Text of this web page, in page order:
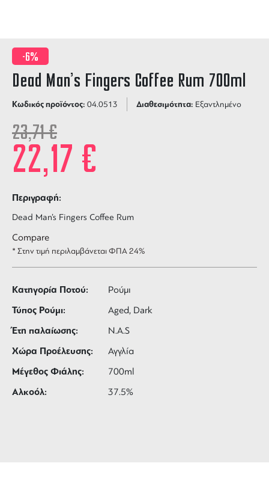
-6%
Dead Man’s Fingers Coffee Rum 700ml
Κωδικός προϊόντος: 04.0513 Διαθεσιμότητα: Εξαντλημένο
23,71€
22,17 €
Περιγραφή:
Dead Man’s Fingers Coffee Rum
Compare
* Στην τιμή περιλαμβάνεται ΦΠΑ 24%
Κατηγορία Ποτού: Ρούμι
Τύπος Ρούμι: Aged, Dark
Έτη παλαίωσης: N.A.S
Χώρα Προέλευσης: Αγγλία
Μέγεθος Φιάλης: 700ml
Αλκοόλ: 37.5%